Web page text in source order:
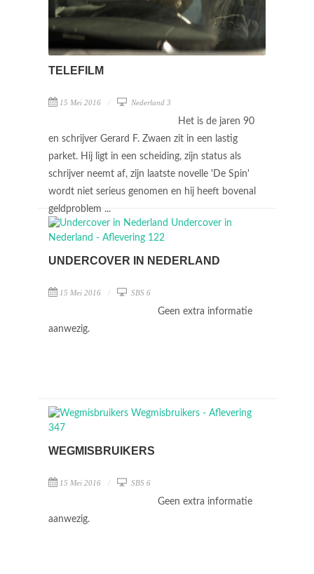
TELEFILM
15 Mei 2016 Nederland 3
Het is de jaren 90
en schrijver Gerard F. Zwaen zit in een lastig
parket. Hij ligt in een scheiding, zijn status als
schrijver neemt af, zijn laatste novelle 'De Spin'
wordt niet serieus genomen en hij heeft bovenal
geldproblem ...
UNDERCOVER IN NEDERLAND
15 Mei 2016 SBS 6
Geen extra informatie
aanwezig.
WEGMISBRUIKERS
15 Mei 2016 SBS 6
Geen extra informatie
aanwezig.